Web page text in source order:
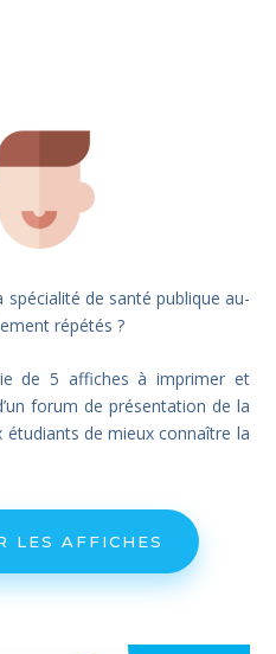
de santé publique au-
répétés ?
de 5 affiches à imprimer et
forum de présentation de la
de mieux connaître la
LES AFFICHES